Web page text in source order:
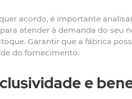
acordo, é importante
atender à demanda do seu
Garantir que a fábrica
do fornecimento.
e